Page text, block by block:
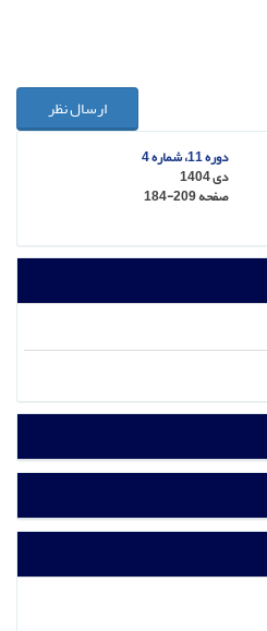
ارسال نظر
دوره 11، شماره 4
دی 1404
صفحه184-209